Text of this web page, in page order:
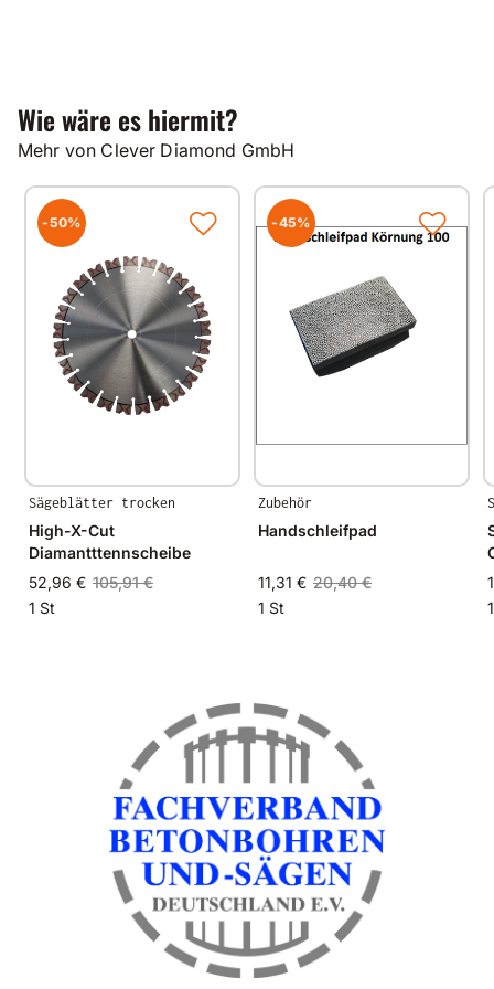
Wie wäre es hiermit?
Mehr von Clever Diamond GmbH
-50%
Sägeblätter trocken
High-X-Cut
Diamantttennscheibe
52,96 € 105,91 €
1 St
-45%
Zubehör
Handschleifpad
11,31 € 20,40 €
1 St